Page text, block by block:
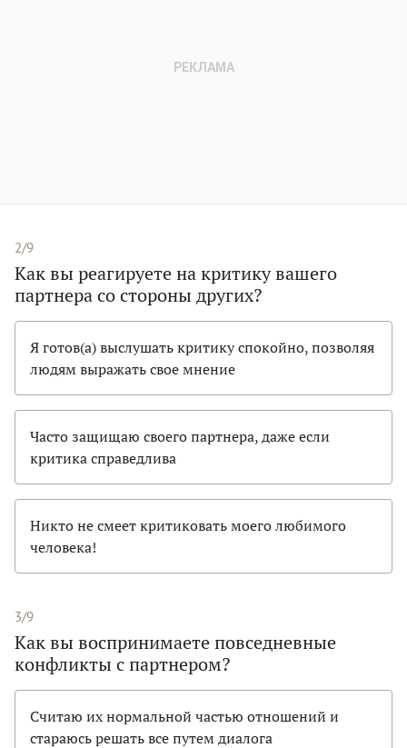
2/9
Как вы реагируете на критику вашего
партнера со стороны других?
Я готов(а) выслушать критику спокойно, позволяя
людям выражать свое мнение
Часто защищаю своего партнера, даже если
критика справедлива
Никто не смеет критиковать моего любимого
человека!
3/9
Как вы воспринимаете повседневные
конфликты с партнером?
Считаю их нормальной частью отношений и
стараюсь решать все путем диалога